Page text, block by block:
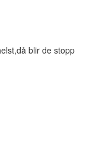
blir de stopp